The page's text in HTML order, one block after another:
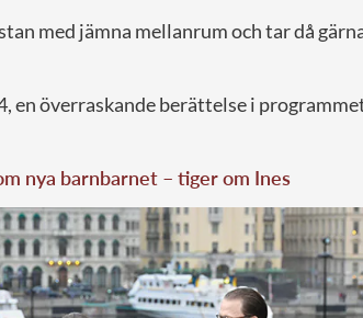
med jämna mellanrum och tar då
en överraskande berättelse i
nya barnbarnet – tiger om Ines